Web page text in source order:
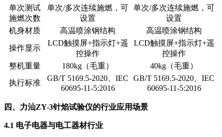
单次测试
施燃次数
单次/多次连续施燃，可
设置
单次/多次连续施燃，可
设置
机身材质
高温喷涂钢结构 高温喷涂钢结构
操作显示
LCD触摸屏+指示灯+遥
控操作
LCD触摸屏+指示灯+遥
控操作
整机重量
180kg（毛重）
40kg（毛重）
执行标准
GB/T 5169.5-2020、IEC
60695-11-5:2016
GB/T 5169.5-2020、IEC
60695-11-5:2016
四、力汕ZY-3针焰试验仪的行业应用场景
4.1 电子电器与电工器材行业